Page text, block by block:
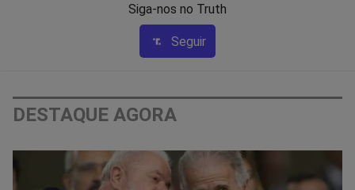
Siga-nos no Truth
Seguir
DESTAQUE AGORA